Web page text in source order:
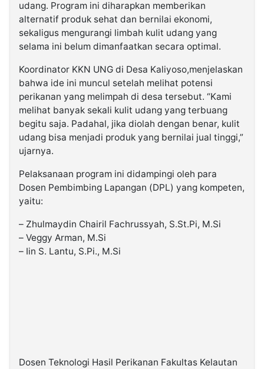
udang. Program ini diharapkan memberikan
alternatif produk sehat dan bernilai ekonomi,
sekaligus mengurangi limbah kulit udang yang
selama ini belum dimanfaatkan secara optimal.
Koordinator KKN UNG di Desa Kaliyoso,menjelaskan
bahwa ide ini muncul setelah melihat potensi
perikanan yang melimpah di desa tersebut. “Kami
melihat banyak sekali kulit udang yang terbuang
begitu saja. Padahal, jika diolah dengan benar, kulit
udang bisa menjadi produk yang bernilai jual tinggi,”
ujarnya.
Pelaksanaan program ini didampingi oleh para
Dosen Pembimbing Lapangan (DPL) yang kompeten,
yaitu:
– Zhulmaydin Chairil Fachrussyah, S.St.Pi, M.Si
– Veggy Arman, M.Si
– Iin S. Lantu, S.Pi., M.Si
Dosen Teknologi Hasil Perikanan Fakultas Kelautan